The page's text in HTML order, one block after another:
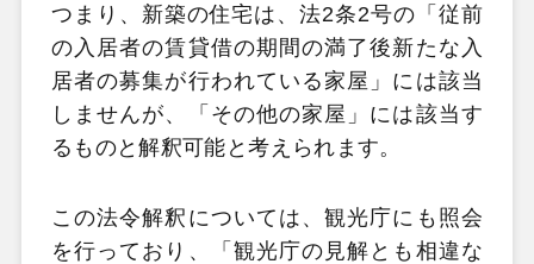
つまり、新築の住宅は、法2条2号の「従前
の入居者の賃貸借の期間の満了後新たな入
居者の募集が行われている家屋」には該当
しませんが、「その他の家屋」には該当す
るものと解釈可能と考えられます。
この法令解釈については、観光庁にも照会
を行っており、「観光庁の見解とも相違な